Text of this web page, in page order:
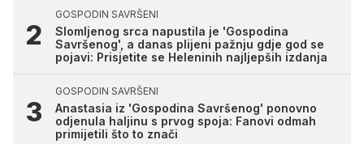
GOSPODIN SAVRŠENI
Slomljenog srca napustila je 'Gospodina
Savršenog', a danas plijeni pažnju gdje god se
pojavi: Prisjetite se Heleninih najljepših izdanja
GOSPODIN SAVRŠENI
Anastasia iz 'Gospodina Savršenog' ponovno
odjenula haljinu s prvog spoja: Fanovi odmah
primijetili što to znači